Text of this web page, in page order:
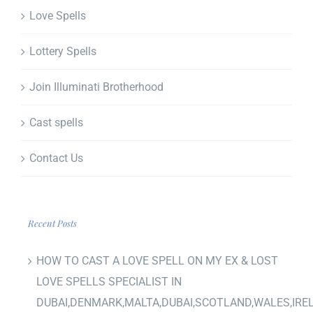
Love Spells
Lottery Spells
Join Illuminati Brotherhood
Cast spells
Contact Us
Recent Posts
HOW TO CAST A LOVE SPELL ON MY EX & LOST
LOVE SPELLS SPECIALIST IN